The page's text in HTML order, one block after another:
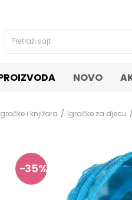
Pretraži sajt
NOVO
i knjižara Igračke za djecu
35%